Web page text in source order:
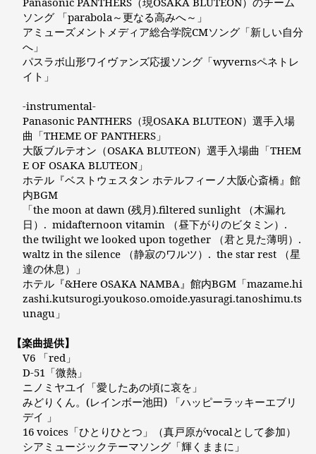
ソング 「parabola～更なる高みへ～」
アミューズメントメディア総合学院CMソング「新しい自分
へ」
パスラボ山形ワイヴァンズ応援ソング「wyvernsペネトレ
イト」
-instrumental-
Panasonic PANTHERS（現OSAKA BLUTEON）選手入場
曲「THEME OF PANTHERS」
大阪ブルテオン（OSAKA BLUTEON）選手入場曲「THEM
E OF OSAKA BLUTEON」
ホテル『ベストウェスタン ホテルフィーノ大阪心斎橋』館
内BGM
「the moon at dawn (残月).filtered sunlight （木漏れ
日）. midafternoon vitamin （昼下がりのビタミン）.
the twilight we looked upon together （君と見た薄明）.
waltz in the silence （静寂のワルツ）. the star rest （星
達の休息）」
ホテル『&Here OSAKA NAMBA』館内BGM「mazame.hi
zashi.kutsurogi.youkoso.omoide.yasuragi.tanoshimu.ts
unagu」
【楽曲提供】
V6 「red」
D-51「微熱」
ニノミヤユイ「愛したあの頃に哀を」
みどりくん。(レインボー池田) 「ハッピーラッキーエブリ
デイ 」
16 voices「ひとりひとつ」（真戸原がvocalとして参加）
シアミュージックテーマソング「輝くままに」